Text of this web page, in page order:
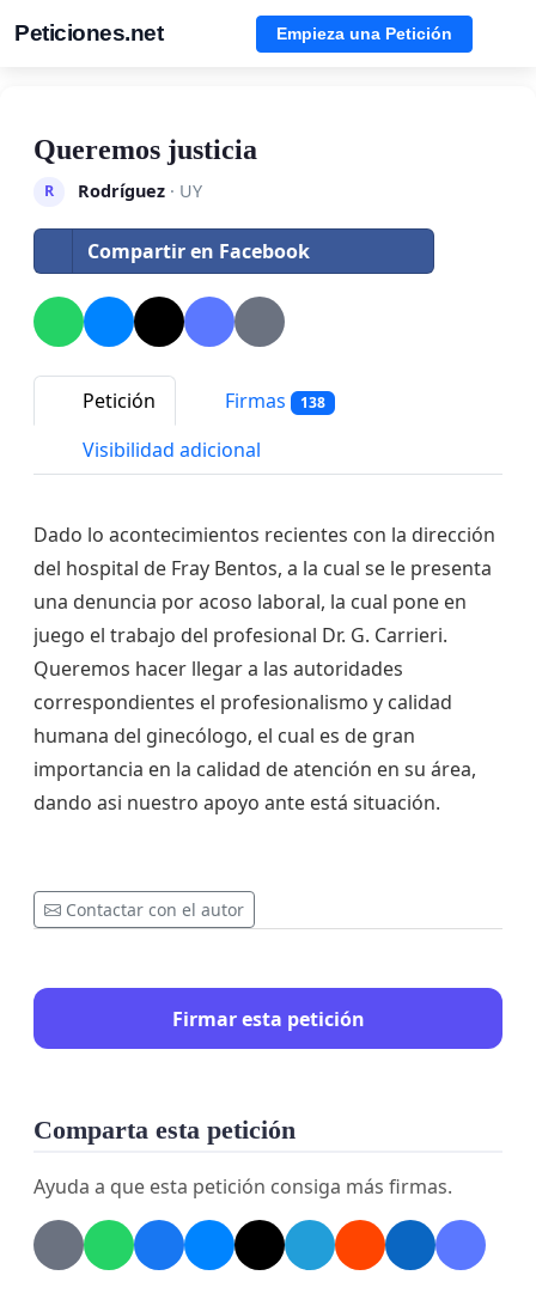
Peticiones.net Empieza una Petición
Queremos justicia
R Rodríguez· UY
Compartir en Facebook
Petición Firmas 138
Visibilidad adicional
Dado lo acontecimientos recientes con la dirección
del hospital de Fray Bentos, a la cual se le presenta
una denuncia por acoso laboral, la cual pone en
juego el trabajo del profesional Dr. G. Carrieri.
Queremos hacer llegar a las autoridades
correspondientes el profesionalismo y calidad
humana del ginecólogo, el cual es de gran
importancia en la calidad de atención en su área,
dando asi nuestro apoyo ante está situación.
Contactar con el autor
Firmar esta petición
Comparta esta petición
Ayuda a que esta petición consiga más firmas.